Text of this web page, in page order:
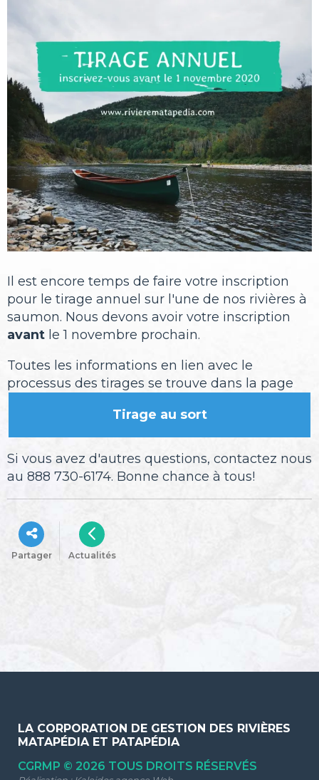
Il est encore temps de faire votre inscription
pour le tirage annuel sur l'une de nos rivières à
saumon. Nous devons avoir votre inscription
avant le 1 novembre prochain.
Toutes les informations en lien avec le
processus des tirages se trouve dans la page
Tirage au sort
Si vous avez d'autres questions, contactez nous
au 888 730-6174. Bonne chance à tous!
Partager Actualités
LA CORPORATION DE GESTION DES RIVIÈRES
MATAPÉDIA ET PATAPÉDIA
CGRMP © 2026 TOUS DROITS RÉSERVÉS